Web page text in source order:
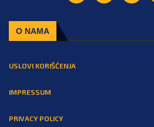
O NAMA
USLOVI KORIŠĆENJA
IMPRESSUM
PRIVACY POLICY